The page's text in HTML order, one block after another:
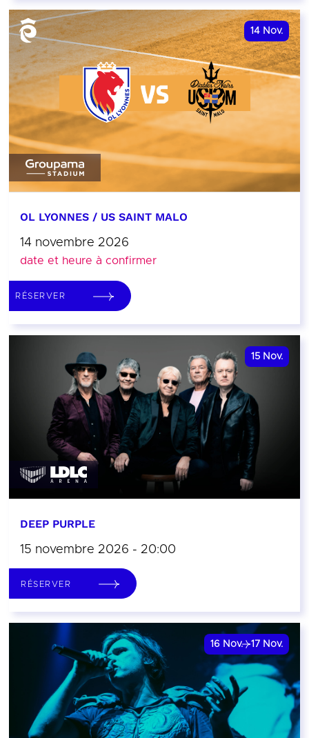
14 Nov.
OL LYONNES / US SAINT MALO
14 novembre 2026
date et heure à confirmer
RÉSERVER
15 Nov.
DEEP PURPLE
15 novembre 2026 - 20:00
RÉSERVER
16 Nov. 17 Nov.